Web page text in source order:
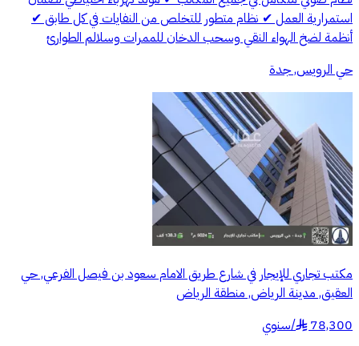
استمرارية العمل ✔ نظام متطور للتخلص من النفايات في كل طابق ✔
أنظمة لضخ الهواء النقي وسحب الدخان للممرات وسلالم الطوارئ
حي الرويس, جدة
مكتب تجاري للإيجار في شارع طريق الامام سعود بن فيصل الفرعي, حي
العقيق, مدينة الرياض, منطقة الرياض
78,300
§
/سنوي